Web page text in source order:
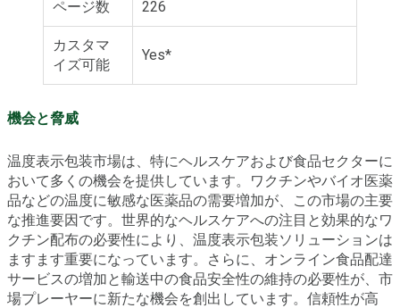
ページ数 226
カスタマ
イズ可能
Yes*
機会と脅威
温度表示包装市場は、特にヘルスケアおよび食品セクターに
おいて多くの機会を提供しています。ワクチンやバイオ医薬
品などの温度に敏感な医薬品の需要増加が、この市場の主要
な推進要因です。世界的なヘルスケアへの注目と効果的なワ
クチン配布の必要性により、温度表示包装ソリューションは
ますます重要になっています。さらに、オンライン食品配達
サービスの増加と輸送中の食品安全性の維持の必要性が、市
場プレーヤーに新たな機会を創出しています。信頼性が高